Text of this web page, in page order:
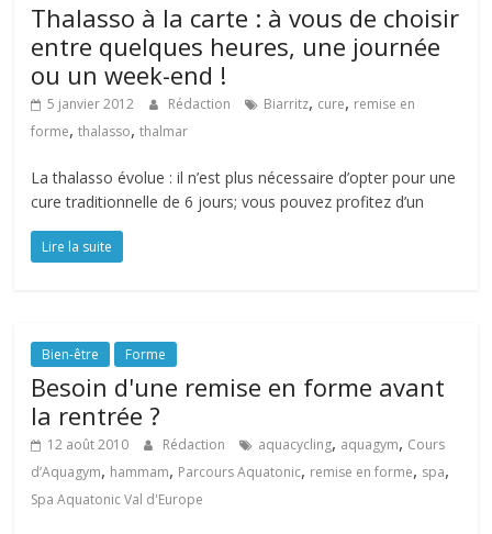
Thalasso à la carte : à vous de choisir
entre quelques heures, une journée
ou un week-end !
5 janvier 2012 Rédaction Biarritz, cure, remise en
forme,thalasso,thalmar
La thalasso évolue : il n’est plus nécessaire d’opter pour une
cure traditionnelle de 6 jours; vous pouvez profitez d’un
Lire la suite
Bien-être Forme
Besoin d'une remise en forme avant
la rentrée ?
12 août 2010 Rédaction aquacycling, aquagym, Cours
d’Aquagym, hammam, Parcours Aquatonic, remise en forme, spa,
Spa Aquatonic Val d'Europe